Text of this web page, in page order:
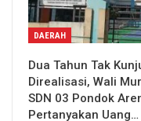
DAERAH
Dua Tahun Tak
Direalisasi, Wali
SDN 03 Pondok
Pertanyakan Uang…